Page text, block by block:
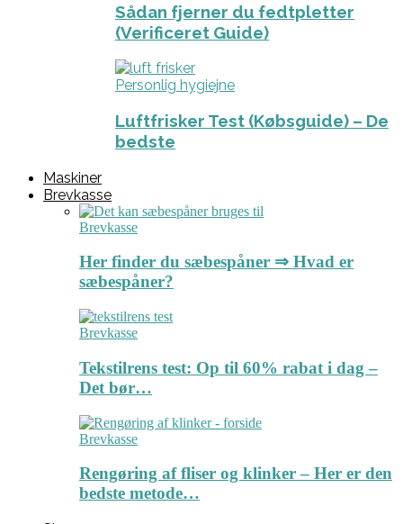
Sådan fjerner du fedtpletter
(Verificeret Guide)
Personlig hygiejne
Luftfrisker Test (Købsguide) – De
bedste
Maskiner
Brevkasse
Brevkasse
Her finder du sæbespåner ⇒ Hvad er
sæbespåner?
Brevkasse
Tekstilrens test: Op til 60% rabat i dag –
Det bør…
Brevkasse
Rengøring af fliser og klinker – Her er den
bedste metode…